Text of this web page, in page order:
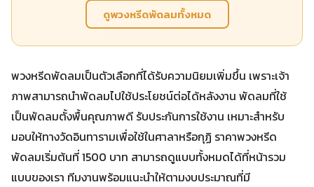
ดูพวงหรีดพัดลมทั้งหมด
พวงหรีดพัดลมเป็นตัวเลือกที่ได้รับความนิยมเพิ่มขึ้น เพราะเจ้า
ภาพสามารถนำพัดลมไปใช้ประโยชน์ต่อได้หลังงาน พัดลมที่ใช้
เป็นพัดลมตั้งพื้นคุณภาพดี รับประกันการใช้งาน เหมาะสำหรับ
มอบให้ทางวัดอินทารามเพื่อใช้ในศาลาหรือกุฏิ ราคาพวงหรีด
พัดลมเริ่มต้นที่ 1500 บาท สามารถดูแบบทั้งหมดได้ที่หน้ารวม
แบบของเรา ทีมงานพร้อมแนะนำให้ตามงบประมาณที่มี